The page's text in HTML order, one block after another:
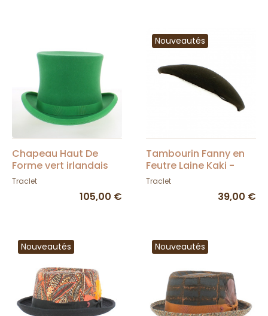
Chapeau Haut De
Forme vert irlandais
Made in France Feutre
laine - Traclet
Traclet
105,00 €
Nouveautés
Tambourin Fanny en
Feutre Laine Kaki -
Traclet
Traclet
39,00 €
Nouveautés Nouveautés